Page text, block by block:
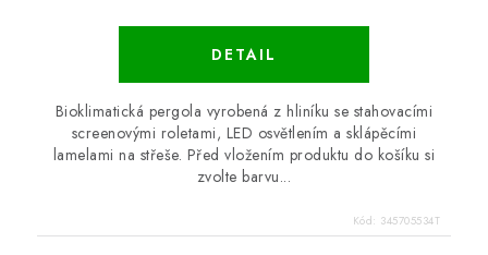
Bioklimatická pergola vyrobená z hliníku se stahovacími
screenovými roletami, LED osvětlením a sklápěcími
lamelami na střeše. Před vložením produktu do košíku si
zvolte barvu...
Kód: 345705534T